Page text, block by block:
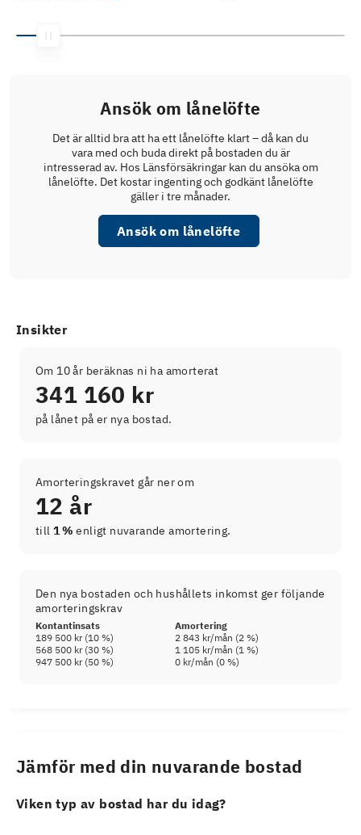
Ansök om lånelöfte
Det är alltid bra att ha ett lånelöfte klart – då kan du
vara med och buda direkt på bostaden du är
intresserad av. Hos Länsförsäkringar kan du ansöka om
lånelöfte. Det kostar ingenting och godkänt lånelöfte
gäller i tre månader.
Ansök om lånelöfte
Insikter
Om 10 år beräknas ni ha amorterat
341 160 kr
på lånet på er nya bostad.
Amorteringskravet går ner om
12 år
till 1 % enligt nuvarande amortering.
Den nya bostaden och hushållets inkomst ger följande
amorteringskrav
Kontantinsats
Amortering
189 500 kr(10 %) 2 843 kr/mån (2 %)
568 500 kr(30 %) 1 105 kr/mån (1 %)
947 500 kr(50 %) 0 kr/mån (0 %)
Jämför med din nuvarande bostad
Viken typ av bostad har du idag?